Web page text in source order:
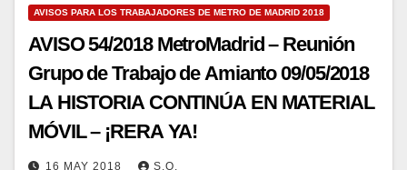
AVISOS PARA LOS TRABAJADORES DE METRO DE MADRID 2018
AVISO 54/2018 MetroMadrid – Reunión
Grupo de Trabajo de Amianto 09/05/2018
LA HISTORIA CONTINÚA EN MATERIAL
MÓVIL – ¡RERA YA!
16 MAY 2018 S.O.